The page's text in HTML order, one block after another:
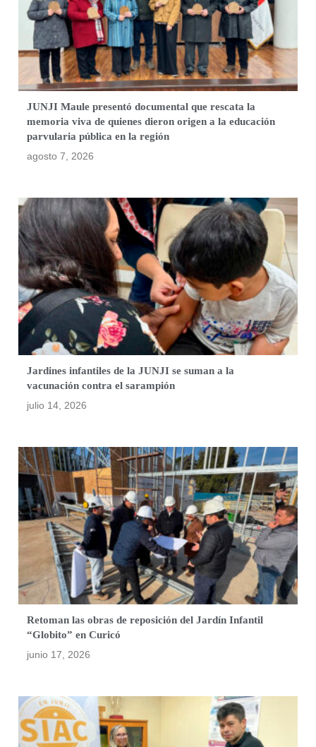
JUNJI Maule presentó documental que rescata la
memoria viva de quienes dieron origen a la educación
parvularia pública en la región
agosto 7, 2026
Jardines infantiles de la JUNJI se suman a la
vacunación contra el sarampión
julio 14, 2026
Retoman las obras de reposición del Jardín Infantil
“Globito” en Curicó
junio 17, 2026